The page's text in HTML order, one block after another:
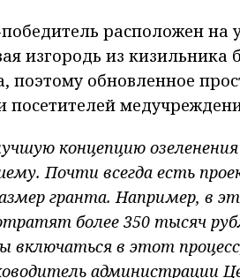
расположен на
изгородь из кизильника
поэтому обновленное
посетителей
концепцию
Почти всегда есть
гранта. Например, в
более 350 тысяч
включаться в этот
администрации